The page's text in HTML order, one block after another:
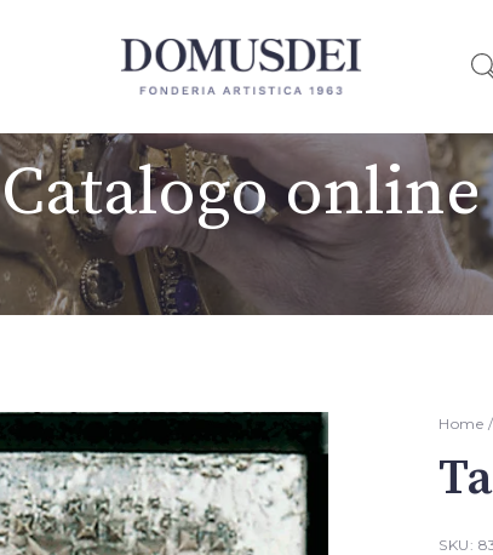
Catalogo online
Home /
SKU: